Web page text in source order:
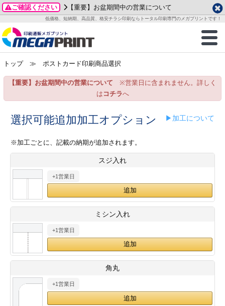
ご確認ください 【重要】お盆期間中の営業について
低価格、短納期、高品質、格安チラシ印刷ならトータル印刷専門のメガプリントです！
商品一覧
グッズ
ステッカー
ックカード印刷
業ツール印刷
＆盛り上げ印刷
ご利用ガイド
お客様へ
いて
方法
/送料について
刷
カード印刷
ックカード名刺
ムカード
型マル型印刷
ード印刷
刷
印刷
データ作成ガイド
成前に
ガイド
加工指示ガイド
テンプレート
ード印刷
名刺印刷
ックカード
ード印刷
形マル型
印刷
一覧
わせ
り
プル請求
2026年 8月
月
火 水 木 金
土
1
3
4 5 6 7
8
15
24
25 26 27
29
土
1
2 3
9 10 11
12
14
15 16 17 18
19
26
28
29 30
・・休業日
トップ≫ ポストカード印刷商品選択
【重要】お盆期間中の営業について ※営業日に含まれません。詳しく
は コチラへ
選択可能追加加工オプション ▶加工について
※加工ごとに、記載の納期が追加されます。
スジ入れ
+1営業日
ミシン入れ
+1営業日
角丸
+1営業日